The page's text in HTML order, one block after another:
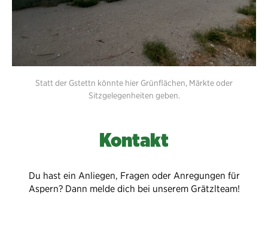
Statt der Gstettn könnte hier Grünflächen, Märkte oder
Sitzgelegenheiten geben.
Kontakt
Du hast ein Anliegen, Fragen oder Anregungen für
Aspern? Dann melde dich bei unserem Grätzlteam!